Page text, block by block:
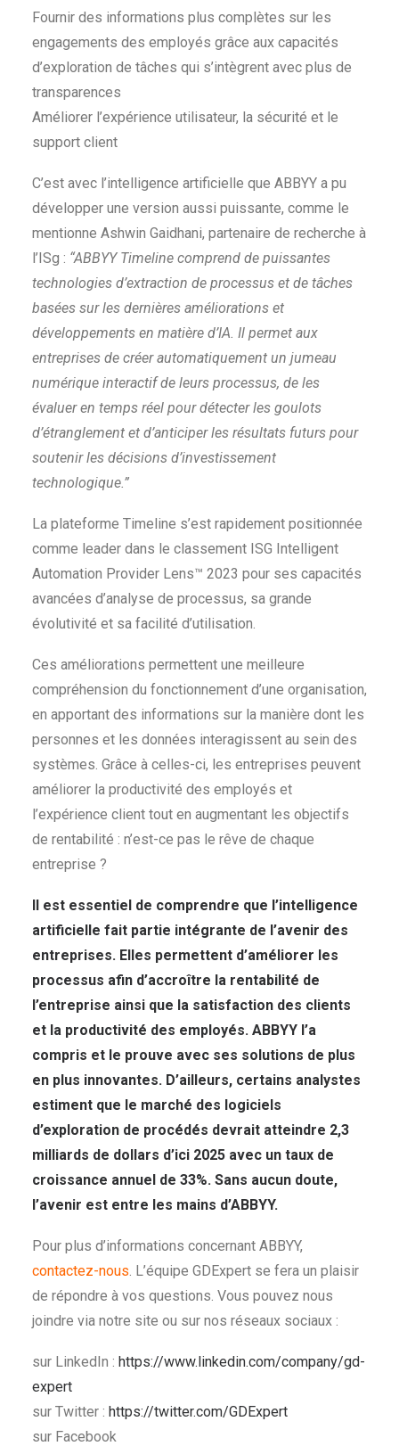
Fournir des informations plus complètes sur les
engagements des employés grâce aux capacités
d’exploration de tâches qui s’intègrent avec plus de
transparences
Améliorer l’expérience utilisateur, la sécurité et le
support client
C’est avec l’intelligence artificielle que ABBYY a pu
développer une version aussi puissante, comme le
mentionne Ashwin Gaidhani, partenaire de recherche à
l’ISg : “ABBYY Timeline comprend de puissantes
technologies d’extraction de processus et de tâches
basées sur les dernières améliorations et
développements en matière d’IA. Il permet aux
entreprises de créer automatiquement un jumeau
numérique interactif de leurs processus, de les
évaluer en temps réel pour détecter les goulots
d’étranglement et d’anticiper les résultats futurs pour
soutenir les décisions d’investissement
technologique.”
La plateforme Timeline s’est rapidement positionnée
comme leader dans le classement ISG Intelligent
Automation Provider Lens™ 2023 pour ses capacités
avancées d’analyse de processus, sa grande
évolutivité et sa facilité d’utilisation.
Ces améliorations permettent une meilleure
compréhension du fonctionnement d’une organisation,
en apportant des informations sur la manière dont les
personnes et les données interagissent au sein des
systèmes. Grâce à celles-ci, les entreprises peuvent
améliorer la productivité des employés et
l’expérience client tout en augmentant les objectifs
de rentabilité : n’est-ce pas le rêve de chaque
entreprise ?
Il est essentiel de comprendre que l’intelligence
artificielle fait partie intégrante de l’avenir des
entreprises. Elles permettent d’améliorer les
processus afin d’accroître la rentabilité de
l’entreprise ainsi que la satisfaction des clients
et la productivité des employés. ABBYY l’a
compris et le prouve avec ses solutions de plus
en plus innovantes. D’ailleurs, certains analystes
estiment que le marché des logiciels
d’exploration de procédés devrait atteindre 2,3
milliards de dollars d’ici 2025 avec un taux de
croissance annuel de 33%. Sans aucun doute,
l’avenir est entre les mains d’ABBYY.
Pour plus d’informations concernant ABBYY,
contactez-nous. L’équipe GDExpert se fera un plaisir
de répondre à vos questions. Vous pouvez nous
joindre via notre site ou sur nos réseaux sociaux :
sur LinkedIn : https://www.linkedin.com/company/gd-
expert
sur Twitter : https://twitter.com/GDExpert
sur Facebook